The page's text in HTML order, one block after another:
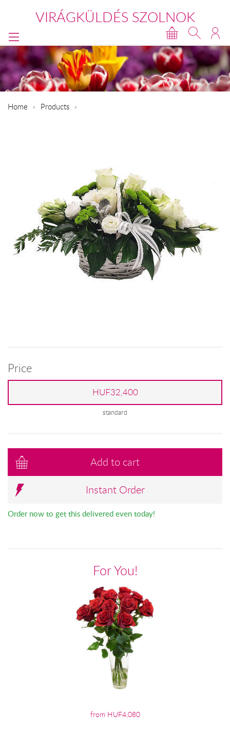
VIRÁGKÜLDÉS SZOLNOK
Home Products
Price
HUF32,400
standard
Add to cart
Instant Order
Order now to get this delivered even today!
For You!
from HUF4,080